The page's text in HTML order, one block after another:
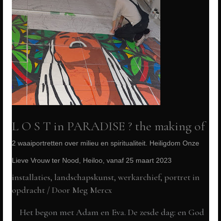
L O S T in PARADISE ? the making of
2 waaiportretten over milieu en spiritualiteit. Heiligdom Onze
Lieve Vrouw ter Nood, Heiloo, vanaf 25 maart 2023
installaties, landschapskunst,werkarchief, portret in
opdracht / Door Meg Mercx
Het begon met Adam en Eva. De zesde dag: en God